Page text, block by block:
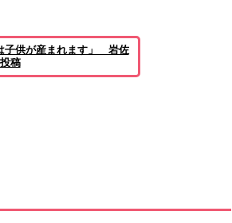
子供が産まれます」 岩佐
稿